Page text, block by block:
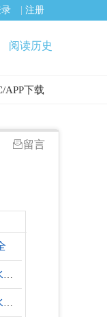
注册
阅读历史
APP下载
留言
湖南省地方标准（建筑工程-水暖专业-参考标准）
云南省地方标准（建筑工程-水暖专业-参考标准）